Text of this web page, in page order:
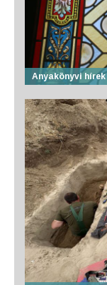
Anyakönyvi hírek